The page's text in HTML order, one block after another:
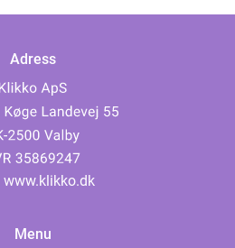
Adress
www.klikko.dk
Menu